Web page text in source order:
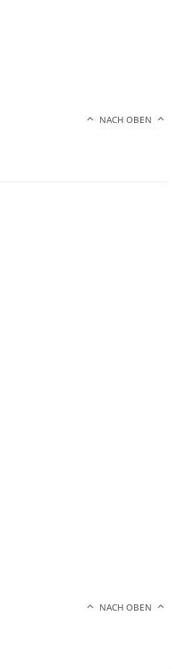
NACH OBEN
NACH OBEN